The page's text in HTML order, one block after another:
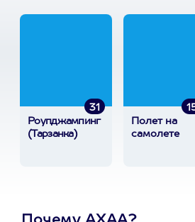
31
Роупджампинг
(Тарзанка)
Полет на
самолете